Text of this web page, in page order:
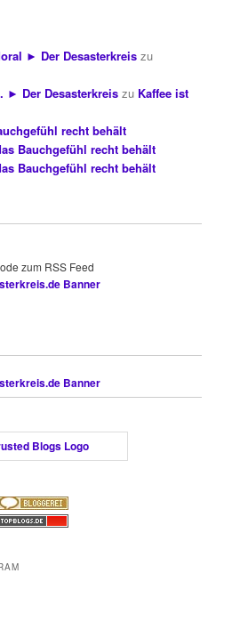
► Der Desasterkreis zu
► Der Desasterkreis zu Kaffee ist
recht behält
Bauchgefühl recht behält
Bauchgefühl recht behält
zum RSS Feed